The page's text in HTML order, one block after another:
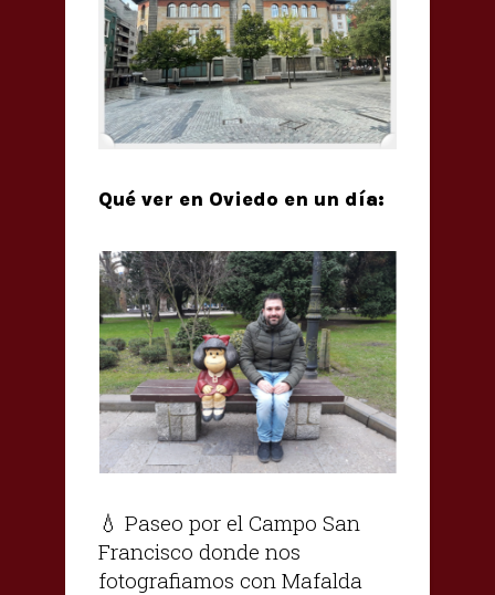
Qué ver en Oviedo en un día:
💧 Paseo por el Campo San
Francisco donde nos
fotografiamos con Mafalda